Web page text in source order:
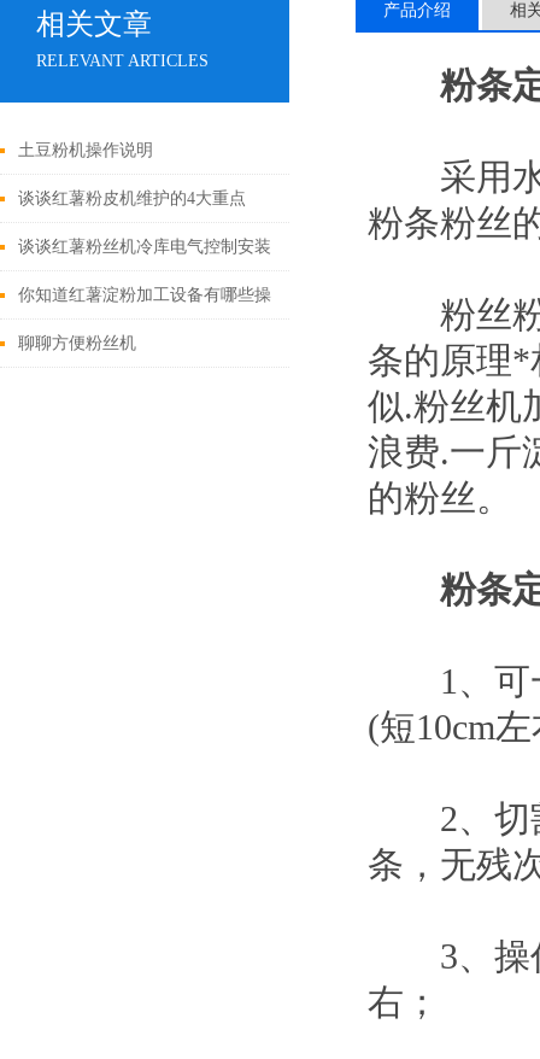
相关文章
RELEVANT ARTICLES
土豆粉机操作说明
谈谈红薯粉皮机维护的4大重点
谈谈红薯粉丝机冷库电气控制安装
与操作调试要求
你知道红薯淀粉加工设备有哪些操
作优势吗？
聊聊方便粉丝机
产品介绍 相
粉条
采用水
粉条粉丝
粉丝粉
条的原理*
似.粉丝机
浪费.一斤
的粉丝。
粉条
1、可一
(短10cm
2、切割
条，无残
3、操作
右；